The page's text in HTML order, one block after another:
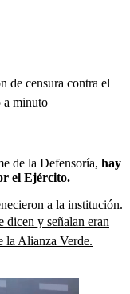
de censura contra el
a minuto
de la Defensoría, hay
el Ejército.
a la institución.
dicen y señalan eran
la Alianza Verde.